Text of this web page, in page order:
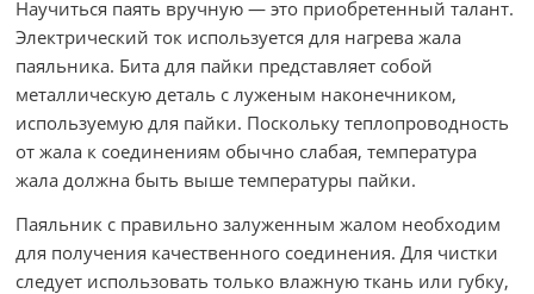
Научиться паять вручную — это приобретенный талант.
Электрический ток используется для нагрева жала
паяльника. Бита для пайки представляет собой
металлическую деталь с луженым наконечником,
используемую для пайки. Поскольку теплопроводность
от жала к соединениям обычно слабая, температура
жала должна быть выше температуры пайки.
Паяльник с правильно залуженным жалом необходим
для получения качественного соединения. Для чистки
следует использовать только влажную ткань или губку,